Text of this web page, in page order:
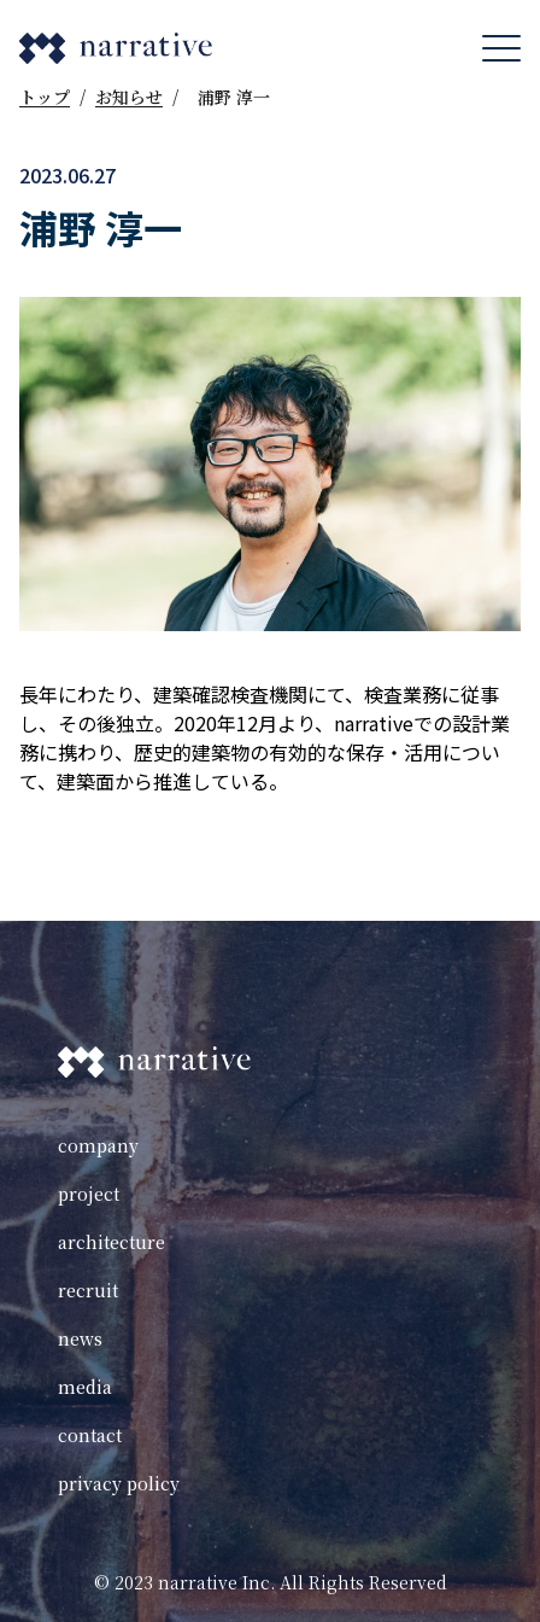
トップ / お知らせ / 浦野 淳一
2023.06.27
浦野 淳一
⾧年にわたり、建築確認検査機関にて、検査業務に従事
し、その後独立。2020年12月より、narrativeでの設計業
務に携わり、歴史的建築物の有効的な保存・活用につい
て、建築面から推進している。
company
project
architecture
recruit
news
media
contact
privacy policy
©️ 2023 narrative Inc. All Rights Reserved